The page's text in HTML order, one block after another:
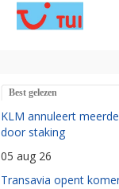
Best gelezen
KLM annuleert
door staking
05 aug 26
Transavia opent